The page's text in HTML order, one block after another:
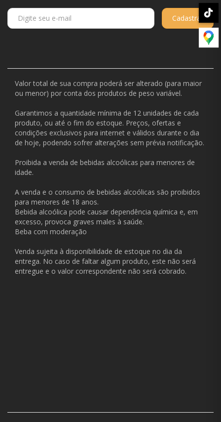
Cadastrar
Valor total de sua compra poderá ser alterado (para maior
ou menor) por conta dos produtos de peso variável.
Garantimos a quantidade mínima de 12 unidades de cada
produto, ou até o fim do estoque. Preços, ofertas e
condições exclusivos para internet e válidos durante o dia
de hoje, podendo sofrer alterações sem prévia notificação.
Proibida a venda de bebidas alcoólicas para menores de
idade.
A venda e o consumo de bebidas alcoólicas são proibidos
para menores de 18 anos.
Bebida alcoólica pode causar dependência química e, em
excesso, provoca graves males à saúde.
Beba com moderação
Venda sujeita à disponibilidade de estoque no dia da
entrega. No caso de faltar algum produto, este não será
entregue e o valor correspondente não será cobrado.